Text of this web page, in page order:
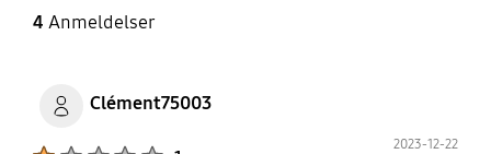
4 Anmeldelser
Clément75003
2023-12-22